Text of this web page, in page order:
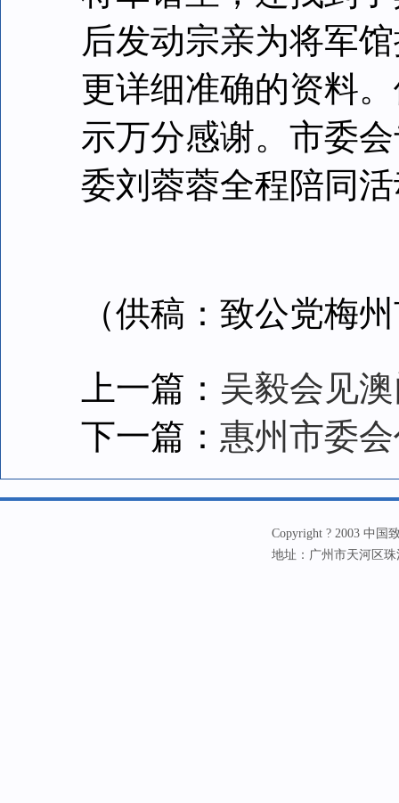
后发动宗亲为将军
更详细准确的资料
示万分感谢。市委
委刘蓉蓉全程陪同
（供稿：致公党梅
上一篇： 吴毅会见
下一篇： 惠州市委
Copyright ? 2003 中国
地址：广州市天河区